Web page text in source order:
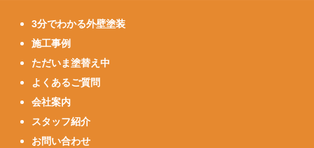
3分でわかる外壁塗装
施工事例
ただいま塗替え中
よくあるご質問
会社案内
スタッフ紹介
お問い合わせ